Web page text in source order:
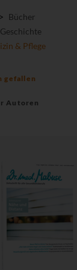
> Bücher
& Pflege
gefallen
Autoren